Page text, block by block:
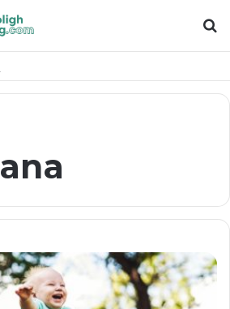
Digital Muhammadiyah